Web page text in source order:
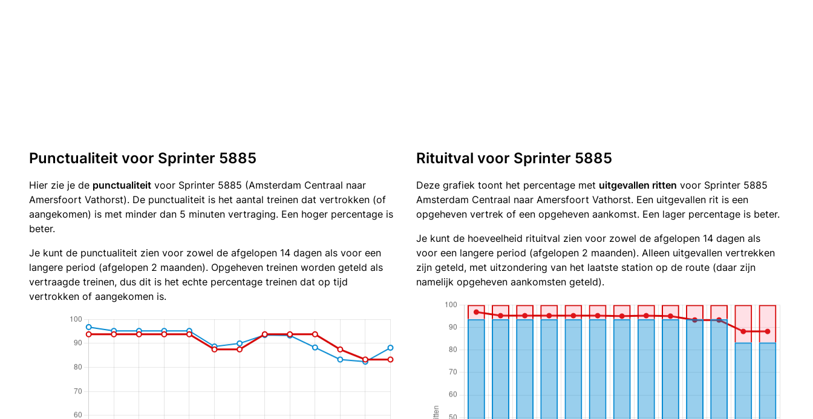
Punctualiteit voor Sprinter 5885
Hier zie je de punctualiteit voor Sprinter 5885 (Amsterdam Centraal naar
Amersfoort Vathorst). De punctualiteit is het aantal treinen dat vertrokken (of
aangekomen) is met minder dan 5 minuten vertraging. Een hoger percentage is
beter.
Je kunt de punctualiteit zien voor zowel de afgelopen 14 dagen als voor een
langere period (afgelopen 2 maanden). Opgeheven treinen worden geteld als
vertraagde treinen, dus dit is het echte percentage treinen dat op tijd
vertrokken of aangekomen is.
Rituitval voor Sprinter 5885
Deze grafiek toont het percentage met uitgevallen ritten voor Sprinter 5885
Amsterdam Centraal naar Amersfoort Vathorst. Een uitgevallen rit is een
opgeheven vertrek of een opgeheven aankomst. Een lager percentage is beter.
Je kunt de hoeveelheid rituitval zien voor zowel de afgelopen 14 dagen als
voor een langere period (afgelopen 2 maanden). Alleen uitgevallen vertrekken
zijn geteld, met uitzondering van het laatste station op de route (daar zijn
namelijk opgeheven aankomsten geteld).